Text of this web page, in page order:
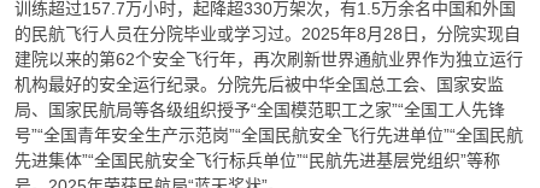
训练超过157.7万小时，起降超330万架次，有1.5万余名中国和外国
的民航飞行人员在分院毕业或学习过。2025年8月28日，分院实现自
建院以来的第62个安全飞行年，再次刷新世界通航业界作为独立运行
机构最好的安全运行纪录。分院先后被中华全国总工会、国家安监
局、国家民航局等各级组织授予“全国模范职工之家”“全国工人先锋
号”“全国青年安全生产示范岗”“全国民航安全飞行先进单位”“全国民航
先进集体”“全国民航安全飞行标兵单位”“民航先进基层党组织”等称